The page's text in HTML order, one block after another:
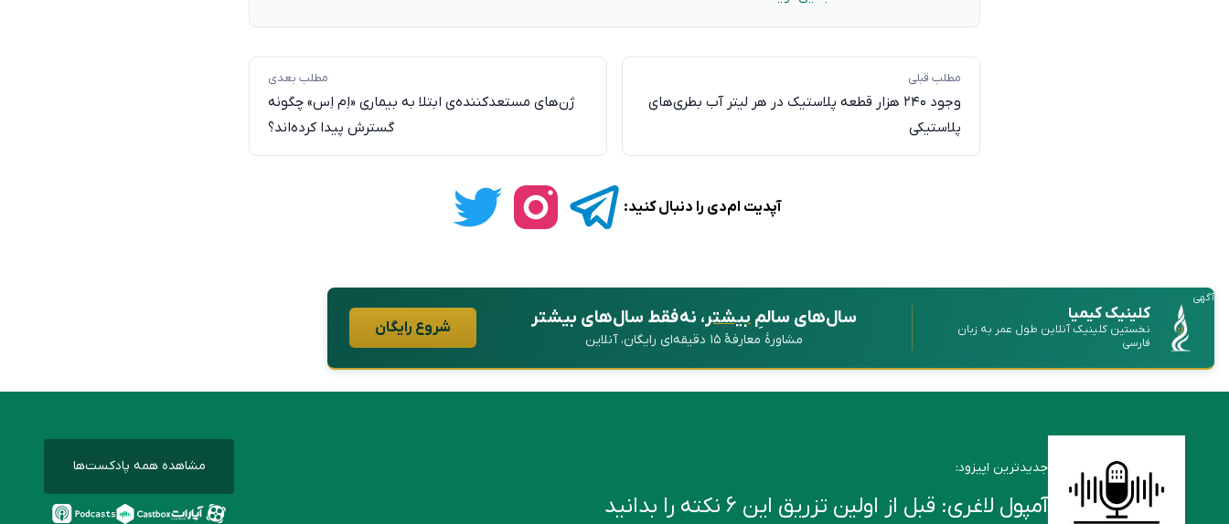
مطلب قبلی
وجود ۲۴۰ هزار قطعه پلاستیک در هر لیتر آب بطری‌های
پلاستیکی
مطلب بعدی
ژن‌های مستعد‌کننده‌ی ابتلا به بیماری «اِم اِس» چگونه
گسترش پیدا کرده‌اند؟
آپدیت ام‌دی را دنبال کنید:
آگهی
کلینیک کیمیا
نخستین کلینیک آنلاین طول عمر به زبان
فارسی
سال‌های سالمِبیشتر، نه فقط سال‌های بیشتر
مشاورهٔ معارفهٔ ۱۵ دقیقه‌ای رایگان، آنلاین
شروع رایگان
جدیدترین اپیزود:
آمپول لاغری: قبل از اولین تزریق این ۶ نکته را بدانید
مشاهده همه پادکست‌ها